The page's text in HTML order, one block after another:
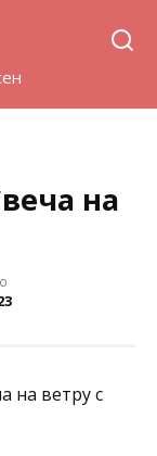
на
на ветру с